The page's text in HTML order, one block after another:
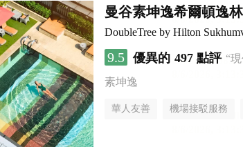
曼谷素坤逸希爾頓逸
DoubleTree by Hilton
9.5 優異的 497 點評 “
素坤逸
華人友善 機場接駁服務